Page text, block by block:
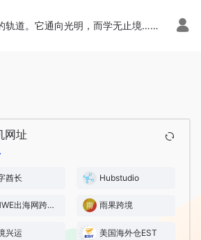
轨道。它通向光明，而学无止境……
网址
酋长 Hubstudio
CHWE出海网跨境展 雨果跨境
兴运 美国海外仓EST